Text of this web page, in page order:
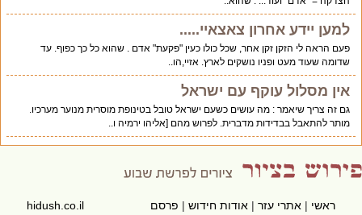
למען יידע אחרון צאצאיי.....
פעם הראה לי הזקן זקן אחר, שכל כולו כעין "פקעת" אדם . שהוא כל כך כפוף. עד
שדומה שעוד מעט ופניו נושקים לארץ. אזיי,הו..
אין מסלול עוקף עם ישראל
גם זה צריך שיאמר : מה עושים כשעם ישראל טובל בטינופת מוסרית מנוער מערכיו.
מותר להתאבל בבדידות מדברית. לפרוש מהם [אליהו ירמיה ו..
ראשי|אתרי עזר|אודות חידוש|פרסם hidush.co.il